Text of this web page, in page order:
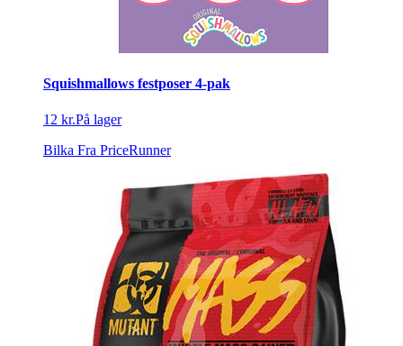
Squishmallows festposer 4-pak
12 kr.På lager
Bilka Fra PriceRunner